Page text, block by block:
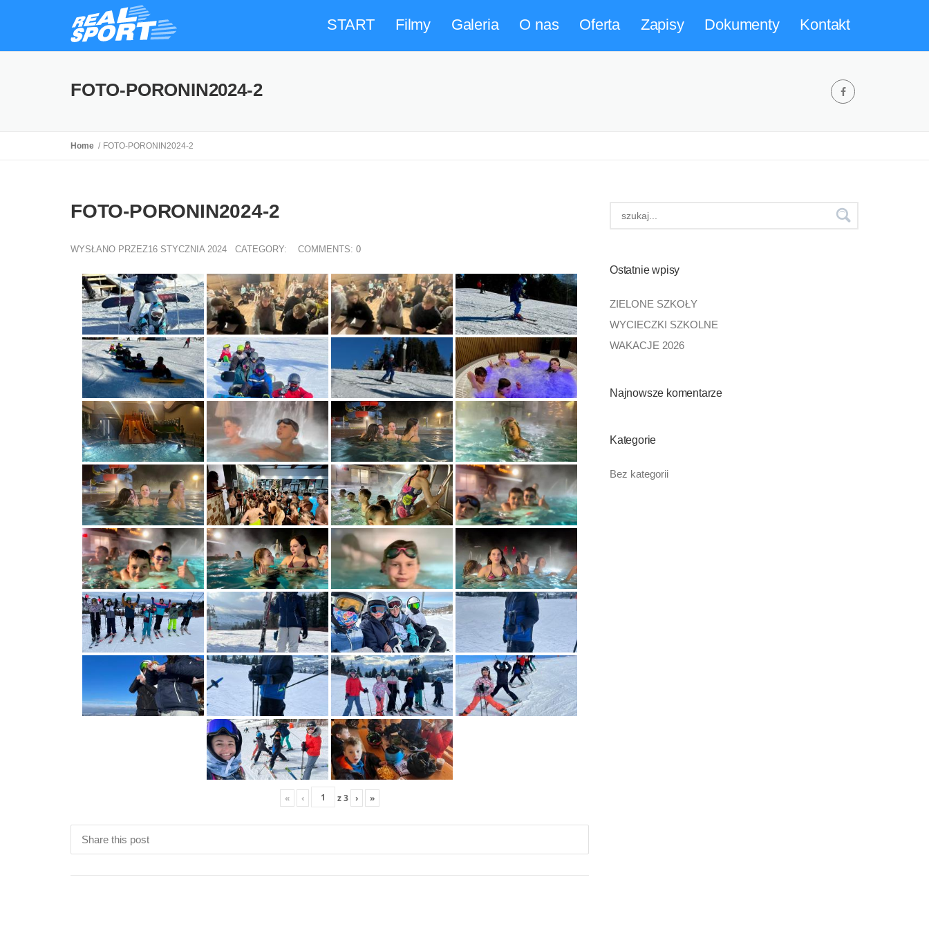
START Filmy Galeria O nas Oferta Zapisy Dokumenty Kontakt
FOTO-PORONIN2024-2
Home FOTO-PORONIN2024-2
FOTO-PORONIN2024-2
WYSŁANO PRZEZ16 STYCZNIA 2024 CATEGORY: COMMENTS: 0
« ‹ z3 › »
Share this post
Ostatnie wpisy
ZIELONE SZKOŁY
WYCIECZKI SZKOLNE
WAKACJE 2026
Najnowsze komentarze
Kategorie
Bez kategorii